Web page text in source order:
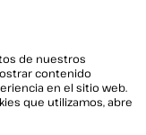
con las
eres uno de
argumentos te
ha llegado.
de nuestros
contenido
en el sitio web.
que utilizamos, abre